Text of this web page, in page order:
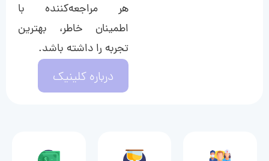
هر مراجعه‌کننده با
اطمینان خاطر، بهترین
تجربه را داشته باشد.
درباره کلینیک